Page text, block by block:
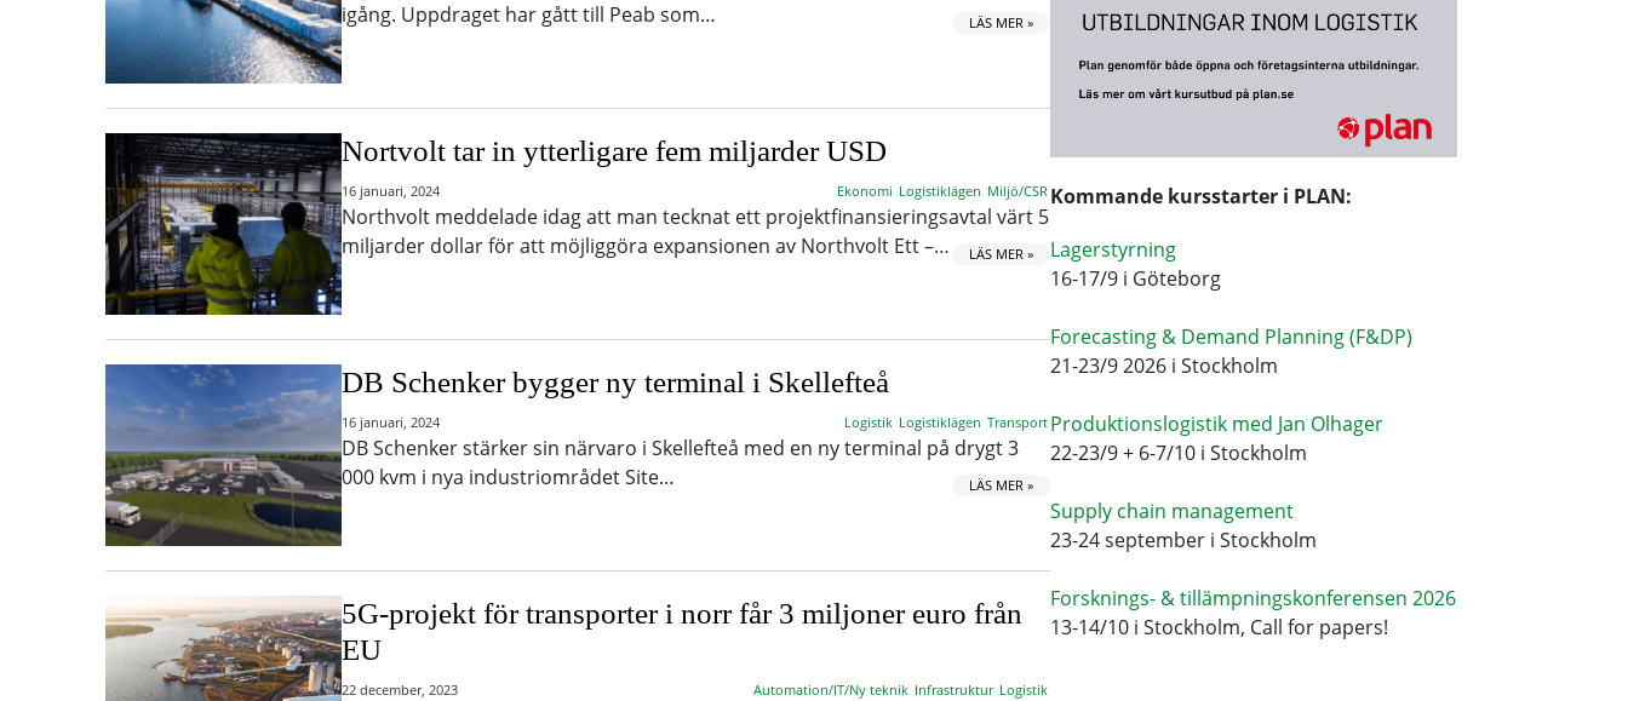
igång. Uppdraget har gått till Peab som…
LÄS MER »
Nortvolt tar in ytterligare fem miljarder USD
16 januari, 2024 Ekonomi Logistiklägen Miljö/CSR
Northvolt meddelade idag att man tecknat ett projektfinansieringsavtal värt 5
miljarder dollar för att möjliggöra expansionen av Northvolt Ett –…
LÄS MER »
DB Schenker bygger ny terminal i Skellefteå
16 januari, 2024 Logistik Logistiklägen Transport
DB Schenker stärker sin närvaro i Skellefteå med en ny terminal på drygt 3
000 kvm i nya industriområdet Site…
LÄS MER »
5G-projekt för transporter i norr får 3 miljoner euro från
EU
22 december, 2023 Automation/IT/Ny teknik Infrastruktur Logistik
Kommande kursstarter i PLAN:
Lagerstyrning
16-17/9 i Göteborg
Forecasting & Demand Planning (F&DP)
21-23/9 2026 i Stockholm
Produktionslogistik med Jan Olhager
22-23/9 + 6-7/10 i Stockholm
Supply chain management
23-24 september i Stockholm
Forsknings- & tillämpningskonferensen 2026
13-14/10 i Stockholm, Call for papers!